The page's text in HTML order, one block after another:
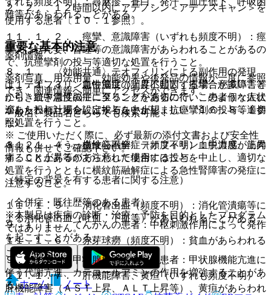
２．２． １２時間以内にアデノシン＜アデノスキャン＞を
使用する患者〔１０．１参照〕。
重要な基本的注意
８．１． 〈効能共通〉テオフィリンによる副作用の発現
は、テオフィリン血中濃度の上昇に起因する場合が多いこと
から、血中濃度のモニタリングを適切に行い、患者個々人に
適した投与計画を設定することが望ましい〔１６．８．１参
照〕。
８．２． 〈うっ血性心不全〉テオフィリン血中濃度が上昇
することがあるので注意して使用すること。
（特定の背景を有する患者に関する注意）
（合併症・既往歴等のある患者）
９．１．１． てんかんの患者：中枢刺激作用によって発作
を起こすことがある。
９．１．２． 甲状腺機能亢進症の患者：甲状腺機能亢進に
伴う代謝亢進、カテコールアミンの作用を増強することがあ
る。
難等があらわれることがある。
１１．１．２． 痙攣、意識障害（いずれも頻度不明）：痙
攣又はせん妄、昏睡等の意識障害があらわれることがあるの
で、抗痙攣剤の投与等適切な処置を行うこと。
１１．１．３． 急性脳症（頻度不明）：痙攣、意識障害等
に引き続き急性脳症に至ることがあるので、このような症状
があらわれた場合には投与を中止し、抗痙攣剤の投与等適切
な処置を行うこと。
１１．１．４． 横紋筋融解症（頻度不明）：脱力感、筋肉
痛、ＣＫ上昇等があらわれた場合には投与を中止し、適切な
処置を行うとともに横紋筋融解症による急性腎障害の発症に
注意すること。
１１．１．５． 消化管出血（頻度不明）：消化管潰瘍等に
よる消化管出血（吐血、下血等）があらわれることがある。
１１．１．６． 赤芽球癆（頻度不明）：貧血があらわれる
ことがある。
１１．１．７． 肝機能障害、黄疸（いずれも頻度不明）：
肝機能障害（ＡＳＴ上昇、ＡＬＴ上昇等）、黄疸があらわれ
薬剤情報
薬剤写真、用法用量、効能効果や後発品の情報が一度に参照
でき、関連情報へ簡単にアクセスができます。
一般名、製品名どちらでも検索可能！
※ ご使用いただく際に、必ず最新の添付文書および安全性
情報も併せてご確認下さい。
※本製品は疾病の診断・治療・予防を目的としたプログラム
ではありません。
ホーム
ノート